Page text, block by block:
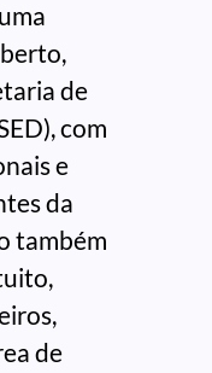
de
com
e
da
também
de